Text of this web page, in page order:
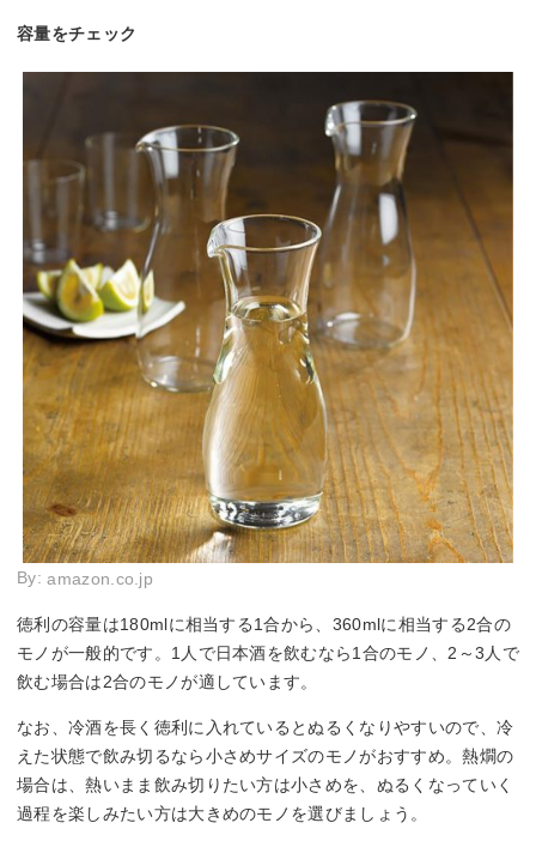
容量をチェック
By:amazon.co.jp
徳利の容量は180mlに相当する1合から、360mlに相当する2合の
モノが一般的です。1人で日本酒を飲むなら1合のモノ、2～3人で
飲む場合は2合のモノが適しています。
なお、冷酒を長く徳利に入れているとぬるくなりやすいので、冷
えた状態で飲み切るなら小さめサイズのモノがおすすめ。熱燗の
場合は、熱いまま飲み切りたい方は小さめを、ぬるくなっていく
過程を楽しみたい方は大きめのモノを選びましょう。